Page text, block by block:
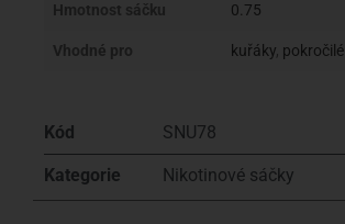
Hmotnost sáčku 0.75
Vhodné pro kuřáky, pokročilé
Kód SNU78
Kategorie Nikotinové sáčky